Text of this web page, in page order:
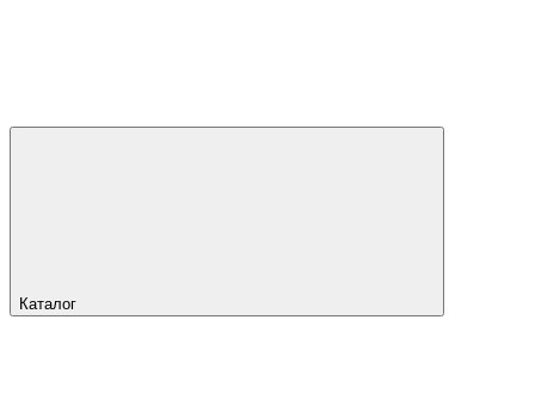
Каталог